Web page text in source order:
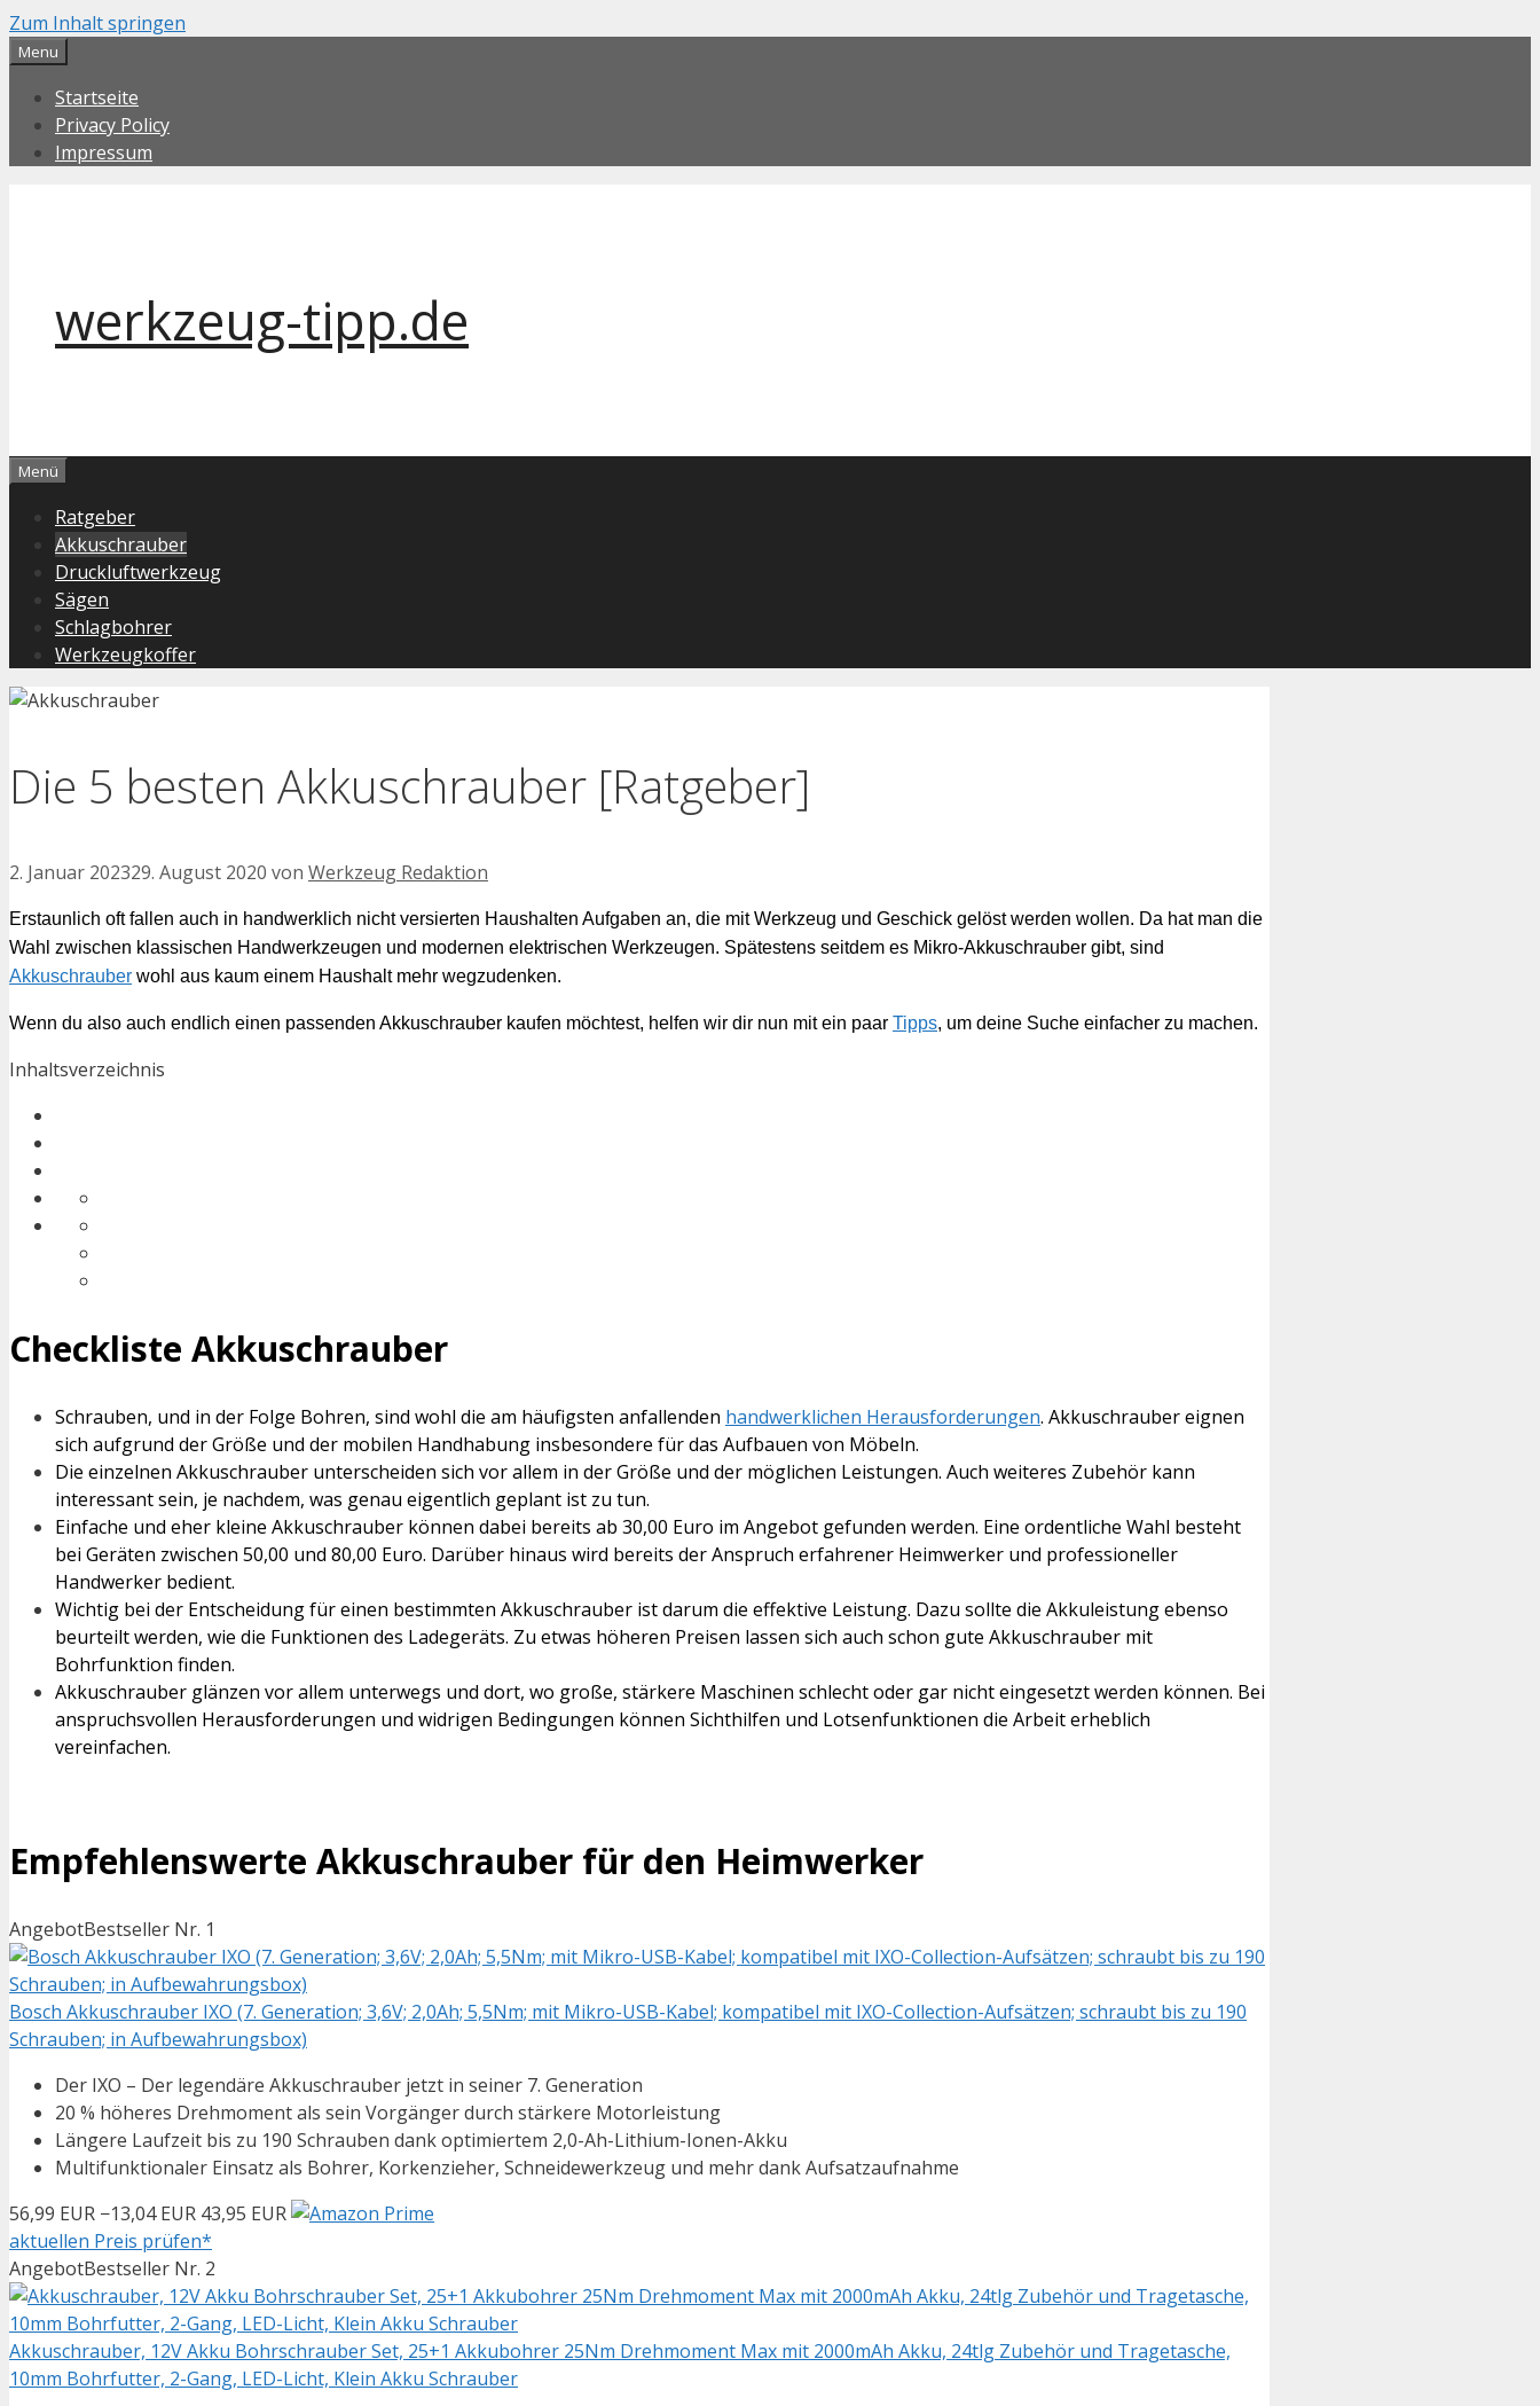
Zum Inhalt springen
Menu
Startseite
Privacy Policy
Impressum
werkzeug-tipp.de
Menü
Ratgeber
Akkuschrauber
Druckluftwerkzeug
Sägen
Schlagbohrer
Werkzeugkoffer
Die 5 besten Akkuschrauber [Ratgeber]
2. Januar 202329. August 2020 von Werkzeug Redaktion
Erstaunlich oft fallen auch in handwerklich nicht versierten Haushalten Aufgaben an, die mit Werkzeug und Geschick gelöst werden wollen. Da hat man die
Wahl zwischen klassischen Handwerkzeugen und modernen elektrischen Werkzeugen. Spätestens seitdem es Mikro-Akkuschrauber gibt, sind
Akkuschrauber wohl aus kaum einem Haushalt mehr wegzudenken.
Wenn du also auch endlich einen passenden Akkuschrauber kaufen möchtest, helfen wir dir nun mit ein paar Tipps, um deine Suche einfacher zu machen.
Inhaltsverzeichnis
Checkliste Akkuschrauber
Schrauben, und in der Folge Bohren, sind wohl die am häufigsten anfallenden handwerklichen Herausforderungen. Akkuschrauber eignen
sich aufgrund der Größe und der mobilen Handhabung insbesondere für das Aufbauen von Möbeln.
Die einzelnen Akkuschrauber unterscheiden sich vor allem in der Größe und der möglichen Leistungen. Auch weiteres Zubehör kann
interessant sein, je nachdem, was genau eigentlich geplant ist zu tun.
Einfache und eher kleine Akkuschrauber können dabei bereits ab 30,00 Euro im Angebot gefunden werden. Eine ordentliche Wahl besteht
bei Geräten zwischen 50,00 und 80,00 Euro. Darüber hinaus wird bereits der Anspruch erfahrener Heimwerker und professioneller
Handwerker bedient.
Wichtig bei der Entscheidung für einen bestimmten Akkuschrauber ist darum die effektive Leistung. Dazu sollte die Akkuleistung ebenso
beurteilt werden, wie die Funktionen des Ladegeräts. Zu etwas höheren Preisen lassen sich auch schon gute Akkuschrauber mit
Bohrfunktion finden.
Akkuschrauber glänzen vor allem unterwegs und dort, wo große, stärkere Maschinen schlecht oder gar nicht eingesetzt werden können. Bei
anspruchsvollen Herausforderungen und widrigen Bedingungen können Sichthilfen und Lotsenfunktionen die Arbeit erheblich
vereinfachen.
Empfehlenswerte Akkuschrauber für den Heimwerker
AngebotBestseller Nr. 1
Bosch Akkuschrauber IXO (7. Generation; 3,6V; 2,0Ah; 5,5Nm; mit Mikro-USB-Kabel; kompatibel mit IXO-Collection-Aufsätzen; schraubt bis zu 190
Schrauben; in Aufbewahrungsbox)
Der IXO – Der legendäre Akkuschrauber jetzt in seiner 7. Generation
20 % höheres Drehmoment als sein Vorgänger durch stärkere Motorleistung
Längere Laufzeit bis zu 190 Schrauben dank optimiertem 2,0-Ah-Lithium-Ionen-Akku
Multifunktionaler Einsatz als Bohrer, Korkenzieher, Schneidewerkzeug und mehr dank Aufsatzaufnahme
56,99 EUR −13,04 EUR 43,95 EUR
aktuellen Preis prüfen*
AngebotBestseller Nr. 2
Akkuschrauber, 12V Akku Bohrschrauber Set, 25+1 Akkubohrer 25Nm Drehmoment Max mit 2000mAh Akku, 24tlg Zubehör und Tragetasche,
10mm Bohrfutter, 2-Gang, LED-Licht, Klein Akku Schrauber